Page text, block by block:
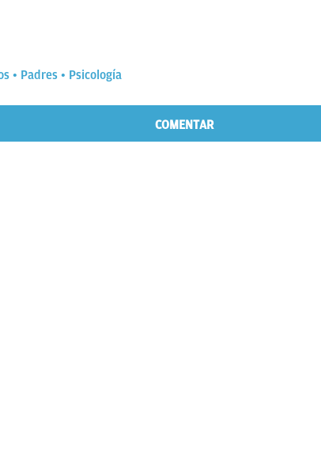
Padres Psicología
COMENTAR